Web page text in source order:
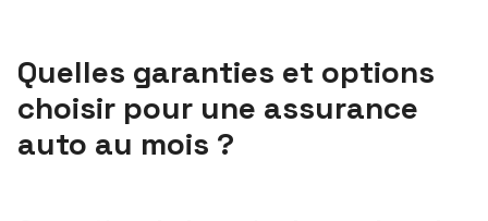
Quelles garanties et options
choisir pour une assurance
auto au mois ?